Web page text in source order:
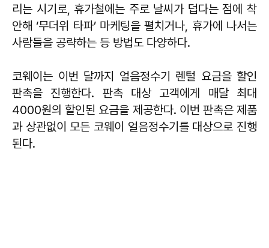
리는 시기로, 휴가철에는 주로 날씨가 덥다는 점에 착
안해 ‘무더위 타파’ 마케팅을 펼치거나, 휴가에 나서는
사람들을 공략하는 등 방법도 다양하다.
코웨이는 이번 달까지 얼음정수기 렌털 요금을 할인
판촉을 진행한다. 판촉 대상 고객에게 매달 최대
4000원의 할인된 요금을 제공한다. 이번 판촉은 제품
과 상관없이 모든 코웨이 얼음정수기를 대상으로 진행
된다.